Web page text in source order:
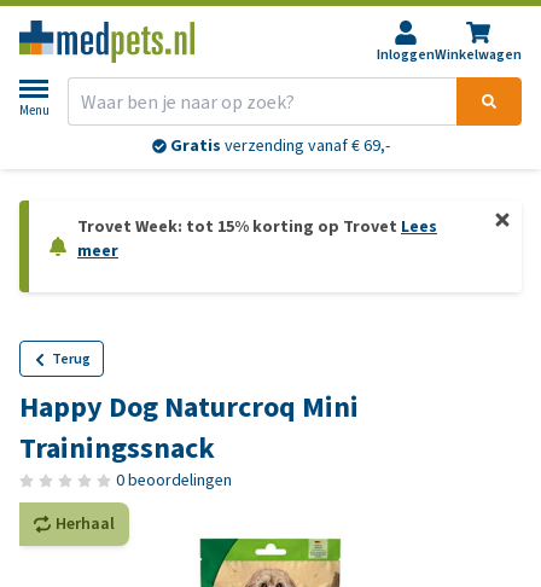
InloggenWinkelwagen
Menu
Gratis verzending vanaf € 69,-
Trovet Week: tot 15% korting op Trovet Lees
meer
Terug
Happy Dog Naturcroq Mini
Trainingssnack
0 beoordelingen
Herhaal